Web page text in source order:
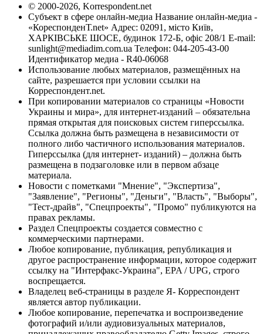
© 2000-2026, Korrespondent.net
Субъект в сфере онлайн-медиа Название онлайн-медиа -
«КореспонденТ.net» Адрес: 02091, місто Київ,
ХАРКІВСЬКЕ ШОСЕ, будинок 172-Б, офіс 208/1 E-mail:
sunlight@mediadim.com.ua Телефон: 044-205-43-00
Идентификатор медиа - R40-06068
Использование любых материалов, размещённых на
сайте, разрешается при условии ссылки на
Корреспондент.net.
При копировании материалов со страницы «Новости
Украины и мира», для интернет-изданий – обязательна
прямая открытая для поисковых систем гиперссылка.
Ссылка должна быть размещена в независимости от
полного либо частичного использования материалов.
Гиперссылка (для интернет- изданий) – должна быть
размещена в подзаголовке или в первом абзаце
материала.
Новости с пометками "Мнение", "Экспертиза",
"Заявление", "Регионы", "Деньги", "Власть", "Выборы",
"Тест-драйв", "Спецпроекты", "Промо" публикуются на
правах рекламы.
Раздел Спецпроекты создается совместно с
коммерческими партнерами.
Любое копирование, публикация, републикация и
другое распространение информации, которое содержит
ссылку на "Интерфакс-Украина", EPA / UPG, строго
воспрещается.
Владелец веб-страницы в разделе Я- Корреспондент
является автор публикации.
Любое копирование, перепечатка и воспроизведение
фотографий и/или аудиовизуальных материалов,